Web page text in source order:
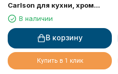
Сarlson для кухни, хром
(излив 7201)
В наличии
В корзину
Купить в 1 клик